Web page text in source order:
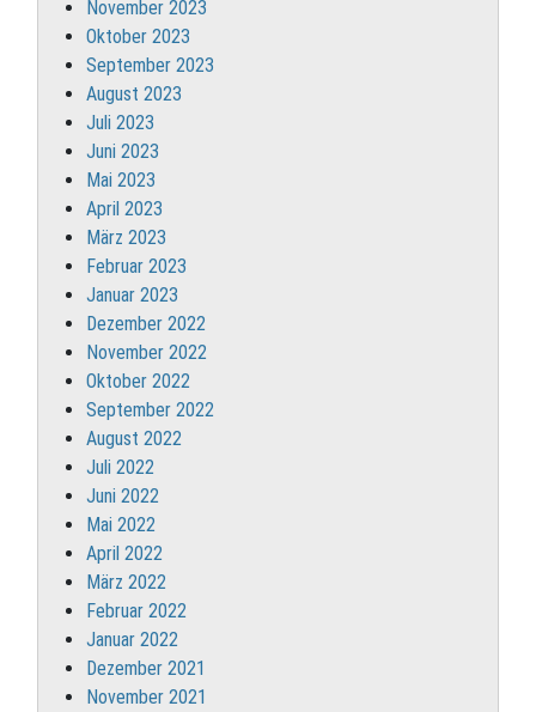
November 2023
Oktober 2023
September 2023
August 2023
Juli 2023
Juni 2023
Mai 2023
April 2023
März 2023
Februar 2023
Januar 2023
Dezember 2022
November 2022
Oktober 2022
September 2022
August 2022
Juli 2022
Juni 2022
Mai 2022
April 2022
März 2022
Februar 2022
Januar 2022
Dezember 2021
November 2021